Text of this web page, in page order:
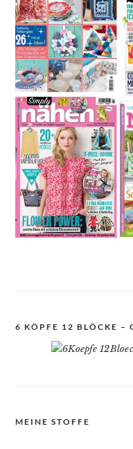
6 KÖPFE 12 BLÖCKE –
MEINE STOFFE